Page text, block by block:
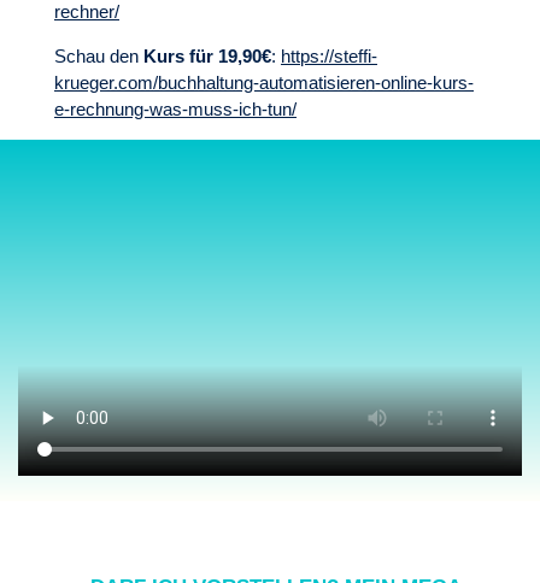
rechner/
Schau den Kurs für 19,90€: https://steffi-
krueger.com/buchhaltung-automatisieren-online-kurs-
e-rechnung-was-muss-ich-tun/